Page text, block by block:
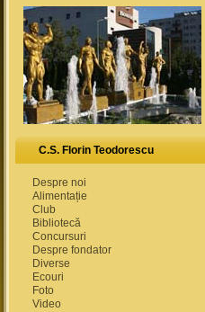
C.S. Florin Teodorescu
Despre noi
Alimentație
Club
Bibliotecă
Concursuri
Despre fondator
Diverse
Ecouri
Foto
Video